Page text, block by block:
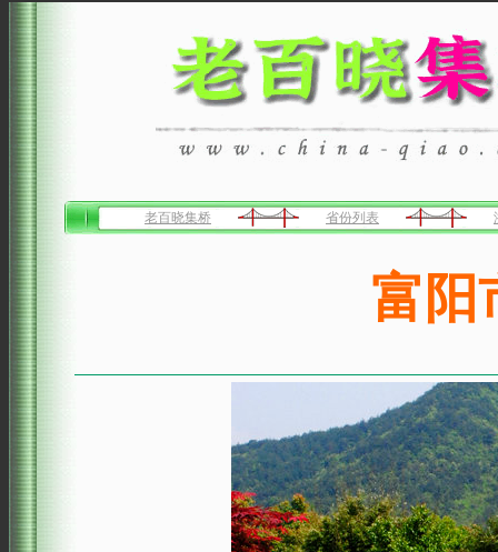
老百晓集桥 省份列表
富阳